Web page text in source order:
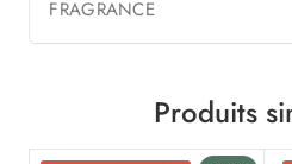
FRAGRANCE
Produits